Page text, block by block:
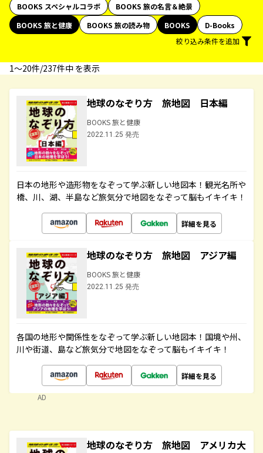
BOOKS スペシャルコラボ
BOOKS 旅の名言＆絶景
BOOKS 旅と健康
BOOKS 旅の読み物 BOOKS
D-Books
絞り込み条件を追加
1〜20件/237件中 を表示
地球のなぞり方 旅地図 日本編
BOOKS 旅と健康
2022.11.25 発売
日本の地形や造形物をなぞって学ぶ新しい地図本！観光名所や
橋、川、湖、半島など旅気分で地図をなぞって脳もイキイキ！
詳細を見る
地球のなぞり方 旅地図 アジア編
BOOKS 旅と健康
2022.11.25 発売
各国の地形や関係性をなぞって学ぶ新しい地図本！国境や州、
川や街道、島など旅気分で地図をなぞって脳もイキイキ！
詳細を見る
AD
地球のなぞり方 旅地図 アメリカ大